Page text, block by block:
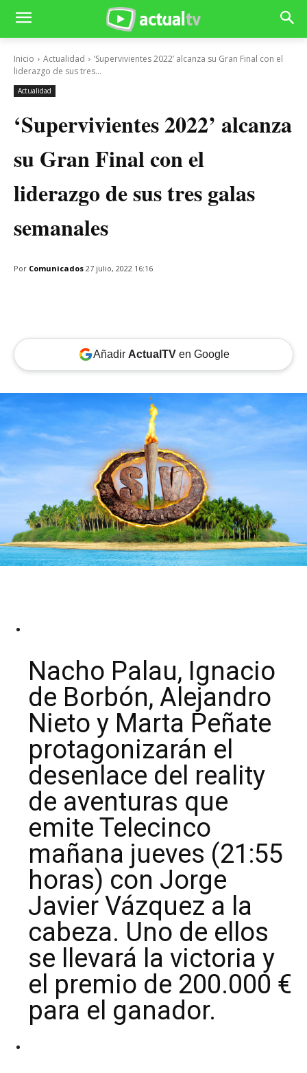
Inicio Actualidad
‘Supervivientes 2022’ alcanza su Gran Final con el
liderazgo de sus tres...
Actualidad
‘Supervivientes 2022’ alcanza
su Gran Final con el
liderazgo de sus tres galas
semanales
Por Comunicados 27 julio, 2022 16:16
Añadir ActualTVen Google
Nacho Palau, Ignacio
de Borbón, Alejandro
Nieto y Marta Peñate
protagonizarán el
desenlace del reality
de aventuras que
emite Telecinco
mañana jueves (21:55
horas) con Jorge
Javier Vázquez a la
cabeza. Uno de ellos
se llevará la victoria y
el premio de 200.000 €
para el ganador.